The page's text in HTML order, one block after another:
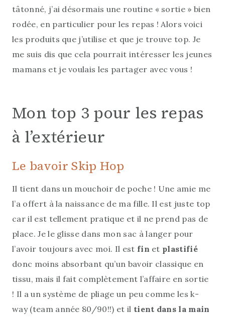
tâtonné, j’ai désormais une routine « sortie » bien
rodée, en particulier pour les repas ! Alors voici
les produits que j’utilise et que je trouve top. Je
me suis dis que cela pourrait intéresser les jeunes
mamans et je voulais les partager avec vous !
Mon top 3 pour les repas
à l’extérieur
Le bavoir Skip Hop
Il tient dans un mouchoir de poche ! Une amie me
l’a offert à la naissance de ma fille. Il est juste top
car il est tellement pratique et il ne prend pas de
place. Je le glisse dans mon sac à langer pour
l’avoir toujours avec moi. Il est fin et plastifié
donc moins absorbant qu’un bavoir classique en
tissu, mais il fait complètement l’affaire en sortie
! Il a un système de pliage un peu comme les k-
way (team année 80/90!!) et il tient dans la main